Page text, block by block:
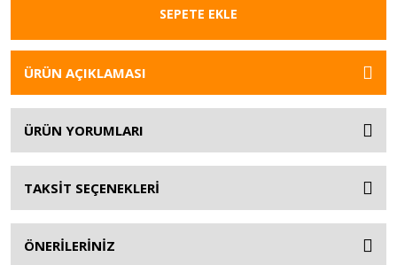
SEPETE EKLE
ÜRÜN AÇIKLAMASI
ÜRÜN YORUMLARI
TAKSİT SEÇENEKLERİ
ÖNERİLERİNİZ